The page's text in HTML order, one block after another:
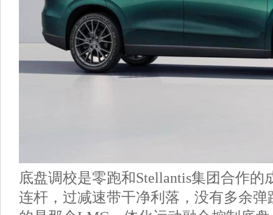
底盘调校是零跑和Stellantis集团合作的
连杆，过减速带干净利落，没有多余